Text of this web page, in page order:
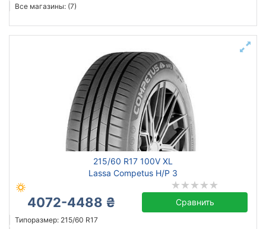
Все магазины: (7)
215/60 R17 100V XL
Lassa Competus H/P 3
4072-4488 ₴ Сравнить
Типоразмер: 215/60 R17